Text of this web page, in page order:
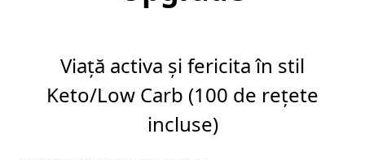
Viață activa și fericita în stil
Keto/Low Carb (100 de rețete
incluse)